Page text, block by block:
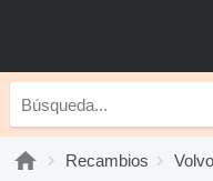
Recambios